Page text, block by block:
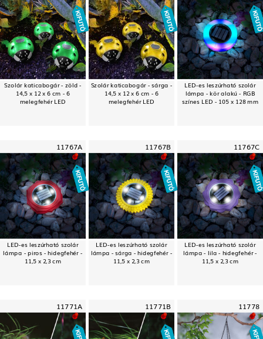
Szolár katicabogár - zöld -
14,5 x 12 x 6 cm - 6
melegfehér LED
Szolár katicabogár - sárga -
14,5 x 12 x 6 cm - 6
melegfehér LED
LED-es leszúrható szolár
lámpa - kör alakú - RGB
színes LED - 105 x 128 mm
11767A
LED-es leszúrható szolár
lámpa - piros - hidegfehér -
11,5 x 2,3 cm
11767B
LED-es leszúrható szolár
lámpa - sárga - hidegfehér -
11,5 x 2,3 cm
11767C
LED-es leszúrható szolár
lámpa - lila - hidegfehér -
11,5 x 2,3 cm
11771A 11771B 11778